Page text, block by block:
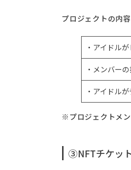
プロジェクトの内容
・アイドル
・メンバー
・アイドル
※プロジェクトメン
③NFTチケッ